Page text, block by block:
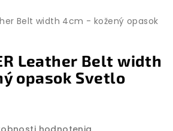
Belt width 4cm - kožený opasok
Leather Belt width
opasok Svetlo